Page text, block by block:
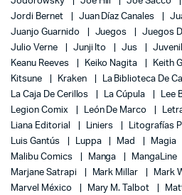
Jordi Bernet
Juan Díaz Canales
Juanjo Guarnido
Juegos Juegos
Julio Verne
Junji Ito Jus Juvenil
Keanu Reeves
Keiko Nagita Keith
Kitsune
Kraken
La Biblioteca De
La Caja De Cerillos
La Cúpula Lee
Legion Comix
León De Marco
Liana Editorial
Liniers
Litografías
Luis Gantús
Luppa Mad Magia
Malibu Comics
Manga MangaLine
Marjane Satrapi
Mark Millar Mark
Marvel México
Mary M. Talbot